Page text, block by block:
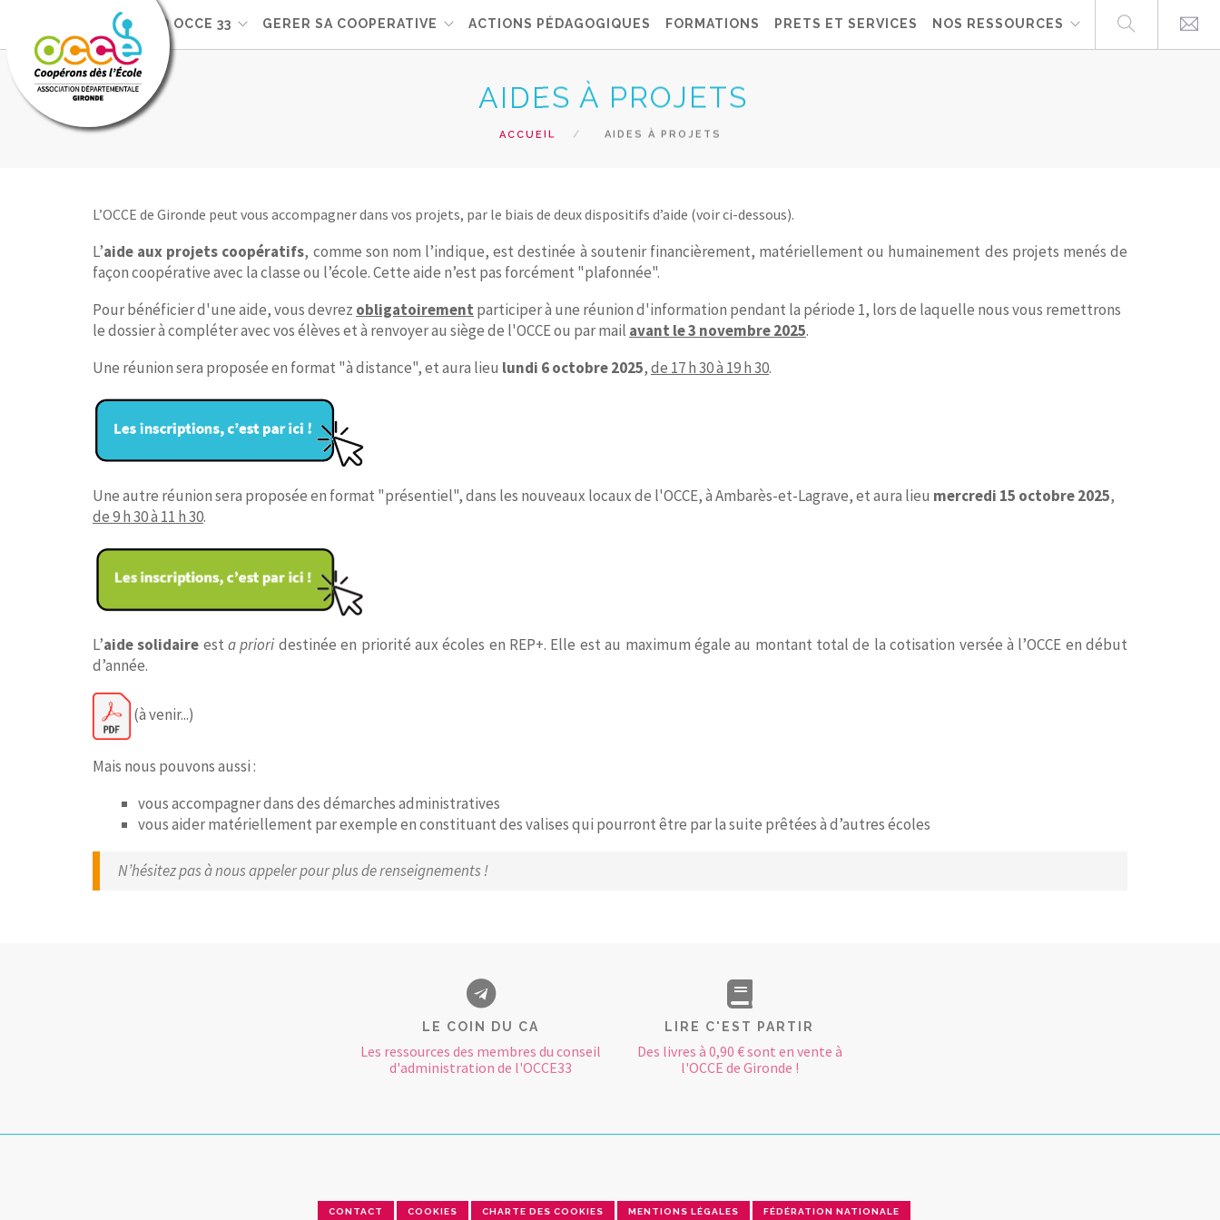
VOTRE AD OCCE 33 GERER SA COOPERATIVE ACTIONS PÉDAGOGIQUES FORMATIONS PRETS ET SERVICES NOS RESSOURCES
AIDES À PROJETS
ACCUEIL AIDES À PROJETS
L’OCCE de Gironde peut vous accompagner dans vos projets, par le biais de deux dispositifs d’aide (voir ci-dessous).
L’aide aux projets coopératifs, comme son nom l’indique, est destinée à soutenir financièrement, matériellement ou humainement des projets menés de
façon coopérative avec la classe ou l’école. Cette aide n’est pas forcément "plafonnée".
Pour bénéficier d'une aide, vous devrez obligatoirement participer à une réunion d'information pendant la période 1, lors de laquelle nous vous remettrons
le dossier à compléter avec vos élèves et à renvoyer au siège de l'OCCE ou par mail avant le 3 novembre 2025.
Une réunion sera proposée en format "à distance", et aura lieu lundi 6 octobre 2025,de 17 h 30 à 19 h 30.
Une autre réunion sera proposée en format "présentiel", dans les nouveaux locaux de l'OCCE, à Ambarès-et-Lagrave, et aura lieu mercredi 15 octobre 2025,
de 9 h 30 à 11 h 30.
L’aide solidaire esta priori destinée en priorité aux écoles en REP+. Elle est au maximum égale au montant total de la cotisation versée à l’OCCE en début
d’année.
(à venir...)
Mais nous pouvons aussi :
vous accompagner dans des démarches administratives
vous aider matériellement par exemple en constituant des valises qui pourront être par la suite prêtées à d’autres écoles
N’hésitez pas à nous appeler pour plus de renseignements !
LE COIN DU CA
Les ressources des membres du conseil
d'administration de l'OCCE33
LIRE C'EST PARTIR
Des livres à 0,90 € sont en vente à
l'OCCE de Gironde !
CONTACT COOKIES CHARTE DES COOKIES MENTIONS LÉGALES FÉDÉRATION NATIONALE